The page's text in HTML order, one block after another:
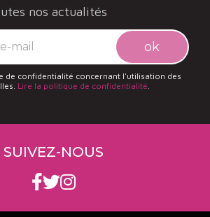
nos actualités
de confidentialité concernant l'utilisation des
Lire la politique de confidentialité.
SUIVEZ-NOUS